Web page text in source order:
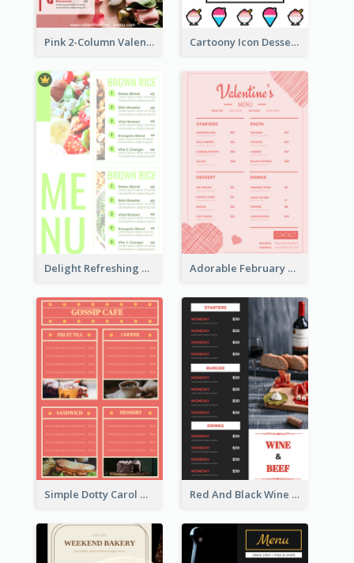
Pink 2-Column Valentine's Day Menu For Tea Cartoony Icon Dessert Menu Design Ideas
Delight Refreshing Green Menu Design Idea Adorable February Seasonal Menu Design Ideas
Simple Dotty Carol New Year Menu Design Idea Red And Black Wine Restaurant Menu